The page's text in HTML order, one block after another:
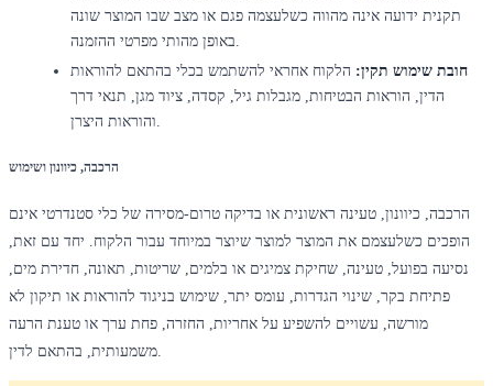
תקנית ידועה אינה מהווה כשלעצמה פגם או מצב שבו המוצר שונה
חובת שימוש תקין: הלקוח אחראי להשתמש בכלי בהתאם להוראות
הדין, הוראות הבטיחות, מגבלות גיל, קסדה, ציוד מגן, תנאי דרך
הרכבה, כיוונון ושימוש
הרכבה, כיוונון, טעינה ראשונית או בדיקה טרום-מסירה של כלי סטנדרטי אינם
הופכים כשלעצמם את המוצר למוצר שיוצר במיוחד עבור הלקוח. יחד עם זאת,
נסיעה בפועל, טעינה, שחיקת צמיגים או בלמים, שריטות, תאונה, חדירת מים,
פתיחת בקר, שינוי הגדרות, עומס יתר, שימוש בניגוד להוראות או תיקון לא
מורשה, עשויים להשפיע על אחריות, החזרה, פחת ערך או טענת הרעה